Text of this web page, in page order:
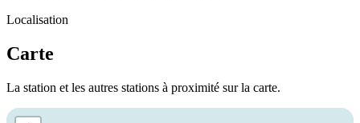
Localisation
Carte
La station et les autres stations à proximité sur la carte.